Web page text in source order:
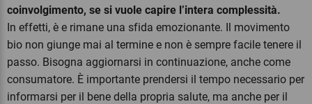
coinvolgimento, se si vuole capire l’intera complessità.
In effetti, è e rimane una sfida emozionante. Il movimento
bio non giunge mai al termine e non è sempre facile tenere il
passo. Bisogna aggiornarsi in continuazione, anche come
consumatore. È importante prendersi il tempo necessario per
informarsi per il bene della propria salute, ma anche per il